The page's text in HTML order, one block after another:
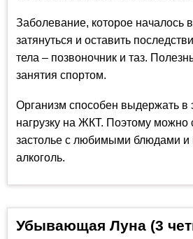
Заболевание, которое началось в
затянуться и оставить
тела – позвоночник и таз.
занятия спортом.
Организм способен выдержать в
нагрузку на ЖКТ. Поэтому можно
застолье с любимыми блюдами и
алкоголь.
Убывающая Луна (3